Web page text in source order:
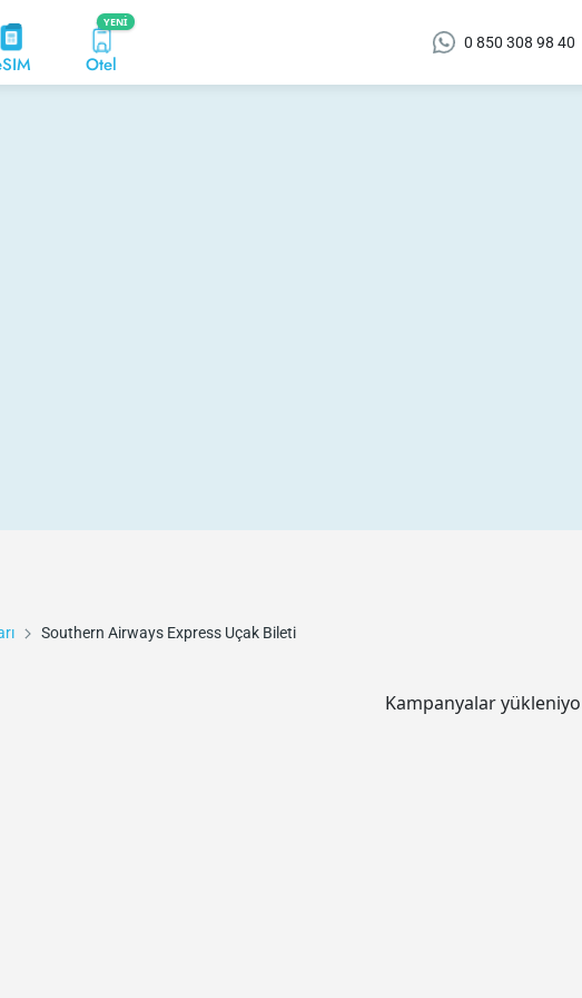
YENI
Otel
0 850 308 98 40
Southern Airways Express Uçak Bileti
Kampanyalar